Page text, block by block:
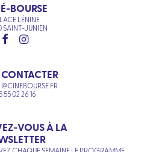
BOURSE
LÉNINE
SAINT-JUNIEN
55 02 26 16
VOUS À LA